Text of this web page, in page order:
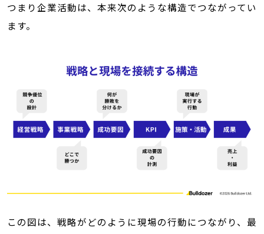
つまり企業活動は、本来次のような構造でつながってい
ます。
この図は、戦略がどのように現場の行動につながり、最